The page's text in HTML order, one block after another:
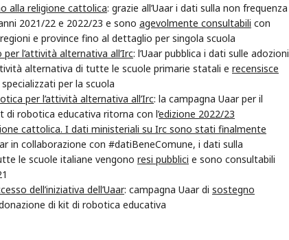
alla religione cattolica: grazie all’Uaar i dati sulla non frequenza
2021/22 e 2022/23 e sono agevolmente consultabili con
e province fino al dettaglio per singola scuola
l’attività alternativa all’Irc: l’Uaar pubblica i dati sulle adozioni
alternativa di tutte le scuole primarie statali e recensisce
per la scuola
per l’attività alternativa all’Irc: la campagna Uaar per il
di robotica educativa ritorna con l’edizione 2022/23
cattolica. I dati ministeriali su Irc sono stati finalmente
in collaborazione con #datiBeneComune, i dati sulla
le scuole italiane vengono resi pubblici e sono consultabili
dell’iniziativa dell’Uaar: campagna Uaar di sostegno
di kit di robotica educativa